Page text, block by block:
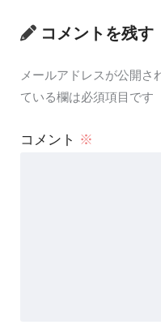
コメントを残す
メールアドレスが公開さ
ている欄は必須項目です
コメント ※